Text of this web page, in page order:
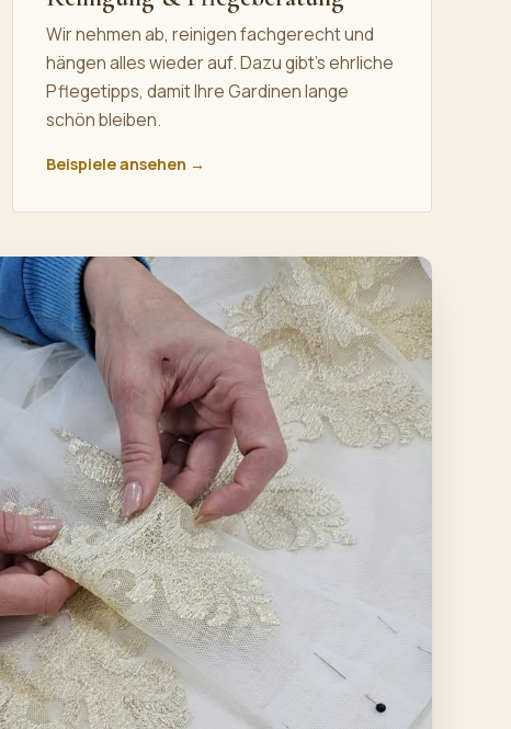
Wir nehmen ab, reinigen fachgerecht und
hängen alles wieder auf. Dazu gibt's ehrliche
Pflegetipps, damit Ihre Gardinen lange
schön bleiben.
Beispiele ansehen →